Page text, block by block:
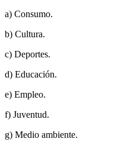
a) Consumo.
b) Cultura.
c) Deportes.
d) Educación.
e) Empleo.
f) Juventud.
g) Medio ambiente.